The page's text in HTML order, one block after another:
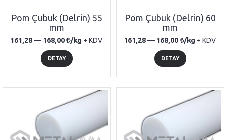
Pom Çubuk (Delrin) 55
mm
161,28 — 168,00 /kg + KDV
DETAY
Pom Çubuk (Delrin) 60
mm
161,28 — 168,00 /kg + KDV
DETAY